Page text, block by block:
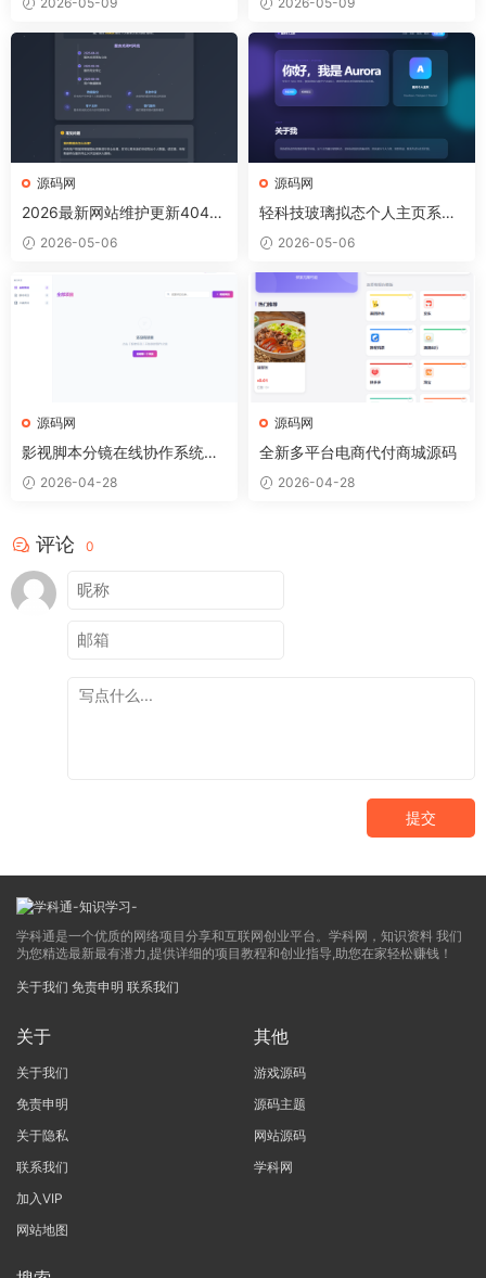
源码网
2026最新网站维护更新404单
页HTML源码
2026-05-06
源码网
轻科技玻璃拟态个人主页系统
源码2026-05-06
源码网
影视脚本分镜在线协作系统源
码 2026-04-28
源码网
全新多平台电商代付商城源码
2026-04-28
评论 0
提交
学科通是一个优质的网络项目分享和互联网创业平台。学科网，知识资料 我们
为您精选最新最有潜力,提供详细的项目教程和创业指导,助您在家轻松赚钱！
关于我们 免责申明 联系我们
关于
关于我们
免责申明
关于隐私
联系我们
加入VIP
网站地图
其他
游戏源码
源码主题
网站源码
学科网